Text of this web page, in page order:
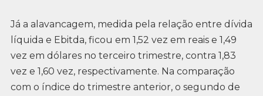
Já a alavancagem, medida pela relação entre dívida
líquida e Ebitda, ficou em 1,52 vez em reais e 1,49
vez em dólares no terceiro trimestre, contra 1,83
vez e 1,60 vez, respectivamente. Na comparação
com o índice do trimestre anterior, o segundo de